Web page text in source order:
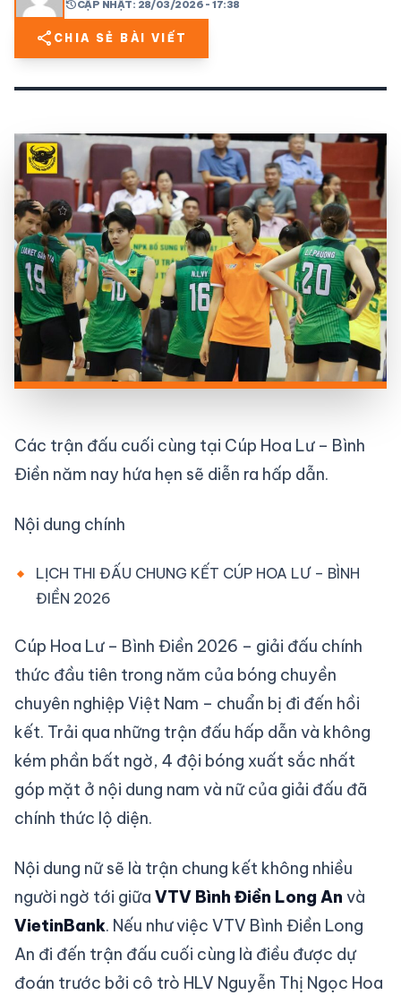
mail
historyCẬP NHẬT: 28/03/2026 - 17:38
share CHIA SẺ BÀI VIẾT
Các trận đấu cuối cùng tại Cúp Hoa Lư – Bình
Điền năm nay hứa hẹn sẽ diễn ra hấp dẫn.
Nội dung chính
LỊCH THI ĐẤU CHUNG KẾT CÚP HOA LƯ – BÌNH
ĐIỀN 2026
Cúp Hoa Lư – Bình Điền 2026 – giải đấu chính
thức đầu tiên trong năm của bóng chuyền
chuyên nghiệp Việt Nam – chuẩn bị đi đến hồi
kết. Trải qua những trận đấu hấp dẫn và không
kém phần bất ngờ, 4 đội bóng xuất sắc nhất
góp mặt ở nội dung nam và nữ của giải đấu đã
chính thức lộ diện.
Nội dung nữ sẽ là trận chung kết không nhiều
người ngờ tới giữa VTV Bình Điền Long An và
VietinBank. Nếu như việc VTV Bình Điền Long
An đi đến trận đấu cuối cùng là điều được dự
đoán trước bởi cô trò HLV Nguyễn Thị Ngọc Hoa